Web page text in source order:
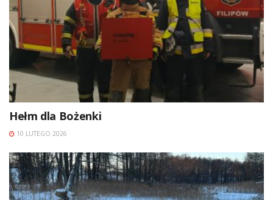
Hełm dla Bożenki
10 LUTEGO 2026